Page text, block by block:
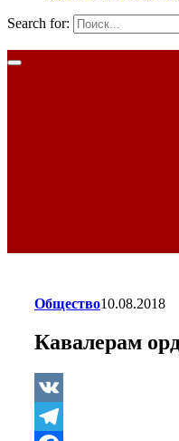
Search for:
Общество10.08.2018
Кавалерам
VK